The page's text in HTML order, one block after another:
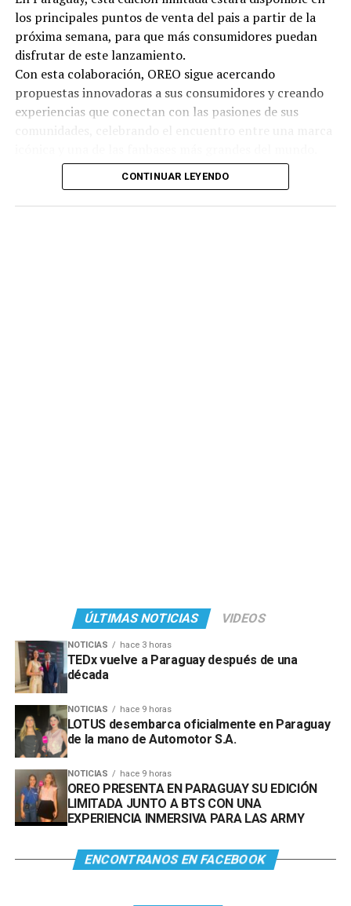
los principales puntos de venta del pais a partir de la
próxima semana, para que más consumidores puedan
disfrutar de este lanzamiento.
Con esta colaboración, OREO sigue acercando
propuestas innovadoras a sus consumidores y creando
experiencias que conectan con las pasiones de sus
CONTINUAR LEYENDO
ÚLTIMAS NOTICIAS VIDEOS
NOTICIAS hace 3 horas
TEDx vuelve a Paraguay después de una
década
NOTICIAS hace 9 horas
LOTUS desembarca oficialmente en Paraguay
de la mano de Automotor S.A.
NOTICIAS hace 9 horas
OREO PRESENTA EN PARAGUAY SU EDICIÓN
LIMITADA JUNTO A BTS CON UNA
EXPERIENCIA INMERSIVA PARA LAS ARMY
ENCONTRANOS EN FACEBOOK